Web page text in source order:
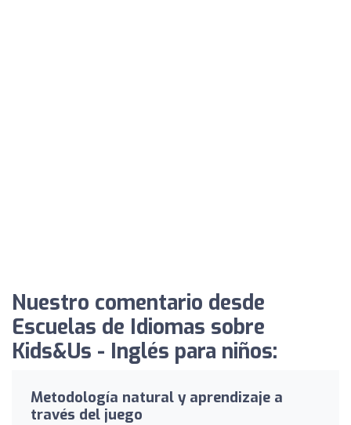
Nuestro comentario desde
Escuelas de Idiomas sobre
Kids&Us - Inglés para niños:
Metodología natural y aprendizaje a
través del juego